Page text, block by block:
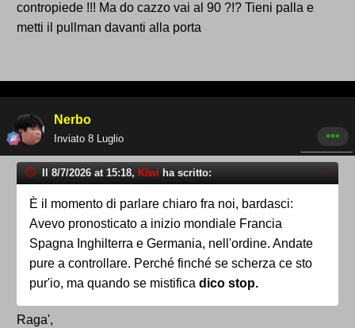
contropiede !!! Ma do cazzo vai al 90 ?!? Tieni palla e
metti il pullman davanti alla porta
Nerbo
Inviato 8 Luglio
Il 8/7/2026 at 15:18, Kiwi ha scritto:
È il momento di parlare chiaro fra noi, bardasci:
Avevo pronosticato a inizio mondiale Francia
Spagna Inghilterra e Germania, nell'ordine. Andate
pure a controllare. Perché finché se scherza ce sto
pur'io, ma quando se mistifica dico stop.
Raga',